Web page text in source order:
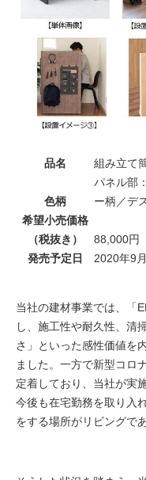
品名 組み立て
色柄
パネル部
ー柄／デ
希望小売価格
（税抜き）
88,000円
発売予定日
2020年9
当社の建材事業では、「
し、施工性や耐久性、清
さ」といった感性価値を
ました。一方で新型コロ
定着しており、当社が実
今後も在宅勤務を取り入
をする場所がリビングで